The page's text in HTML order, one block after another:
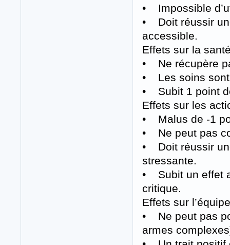
• Impossible
• Doit réussir
accessible.
Effets sur la
• Ne récupère
• Les soins sont
• Subit 1 point
Effets sur les
• Malus de -1
• Ne peut pas
• Doit réussir
stressante.
• Subit un effet
critique.
Effets sur
• Ne peut pas
armes